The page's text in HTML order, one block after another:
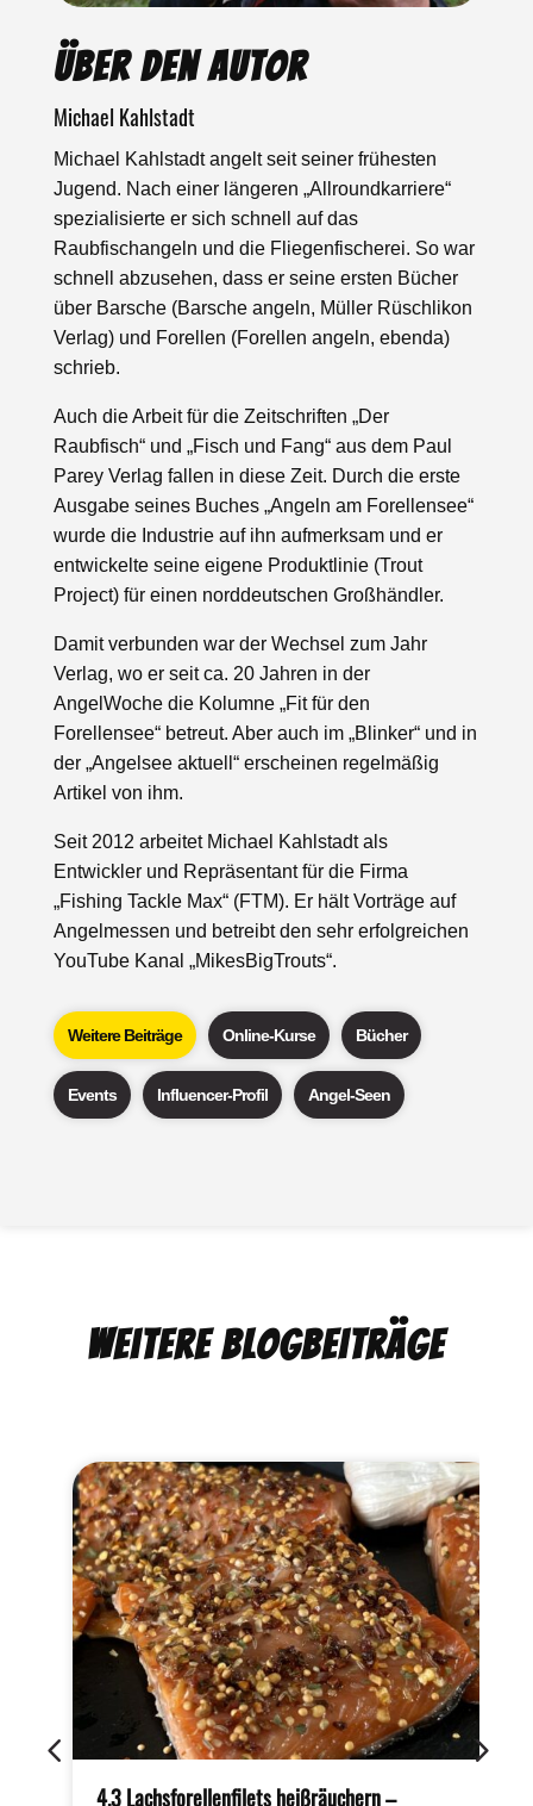
Über den Autor
Michael Kahlstadt
Michael Kahlstadt angelt seit seiner frühesten
Jugend. Nach einer längeren „Allroundkarriere“
spezialisierte er sich schnell auf das
Raubfischangeln und die Fliegenfischerei. So war
schnell abzusehen, dass er seine ersten Bücher
über Barsche (Barsche angeln, Müller Rüschlikon
Verlag) und Forellen (Forellen angeln, ebenda)
schrieb.
Auch die Arbeit für die Zeitschriften „Der
Raubfisch“ und „Fisch und Fang“ aus dem Paul
Parey Verlag fallen in diese Zeit. Durch die erste
Ausgabe seines Buches „Angeln am Forellensee“
wurde die Industrie auf ihn aufmerksam und er
entwickelte seine eigene Produktlinie (Trout
Project) für einen norddeutschen Großhändler.
Damit verbunden war der Wechsel zum Jahr
Verlag, wo er seit ca. 20 Jahren in der
AngelWoche die Kolumne „Fit für den
Forellensee“ betreut. Aber auch im „Blinker“ und in
der „Angelsee aktuell“ erscheinen regelmäßig
Artikel von ihm.
Seit 2012 arbeitet Michael Kahlstadt als
Entwickler und Repräsentant für die Firma
„Fishing Tackle Max“ (FTM). Er hält Vorträge auf
Angelmessen und betreibt den sehr erfolgreichen
YouTube Kanal „MikesBigTrouts“.
Weitere Beiträge Online-Kurse Bücher
Events Influencer-Profil Angel-Seen
Weitere Blogbeiträge
4.3 Lachsforellenfilets heißräuchern –